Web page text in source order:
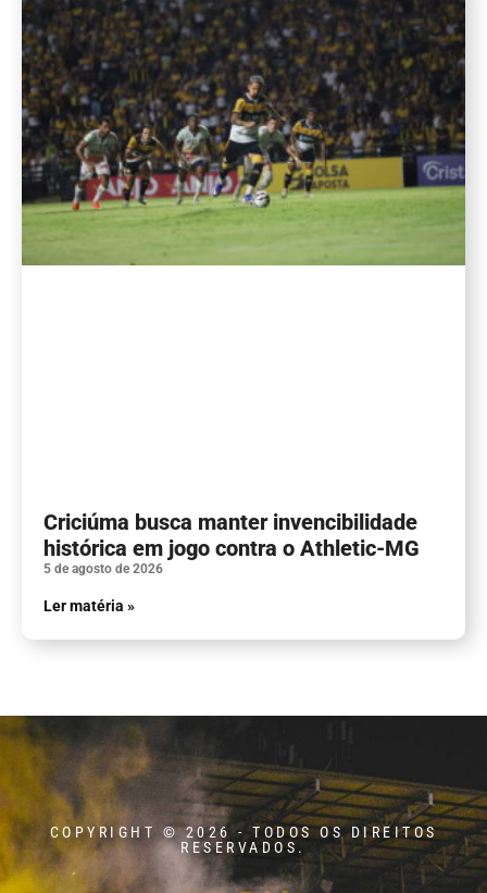
Criciúma busca manter invencibilidade
histórica em jogo contra o Athletic-MG
5 de agosto de 2026
Ler matéria »
COPYRIGHT © 2026 - TODOS OS DIREITOS
RESERVADOS.